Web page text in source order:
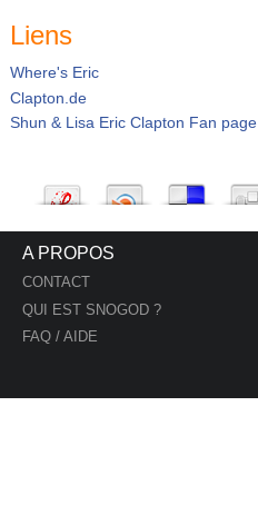
Liens
Where's Eric
Clapton.de
Shun & Lisa Eric Clapton Fan page
A PROPOS
CONTACT
QUI EST SNOGOD ?
FAQ / AIDE